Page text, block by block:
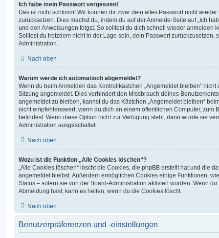
Ich habe mein Passwort vergessen!
Das ist nicht schlimm! Wir können dir zwar dein altes Passwort nicht
zurücksetzen. Dies machst du, indem du auf der Anmelde-Seite auf „Ich
und den Anweisungen folgst. So solltest du dich schnell wieder anmelden
Solltest du trotzdem nicht in der Lage sein, dein Passwort zurückzusetzen,
Administration.
Nach oben
Warum werde ich automatisch abgemeldet?
Wenn du beim Anmelden das Kontrollkästchen „Angemeldet bleiben“
Sitzung angemeldet. Dies verhindert den Missbrauch deines
angemeldet zu bleiben, kannst du das Kästchen „Angemeldet bleiben“
nicht empfehlenswert, wenn du dich an einem öffentlichen Computer, zum
befindest. Wenn diese Option nicht zur Verfügung steht, dann wurde sie
Administration ausgeschaltet.
Nach oben
Wozu ist die Funktion „Alle Cookies löschen“?
„Alle Cookies löschen“ löscht die Cookies, die phpBB erstellt hat und die
angemeldet bleibst. Außerdem ermöglichen Cookies einige Funktionen,
Status – sofern sie von der Board-Administration aktiviert wurden. Wenn
Abmeldung hast, kann es helfen, wenn du die Cookies löscht.
Nach oben
Benutzerpräferenzen und -einstellungen